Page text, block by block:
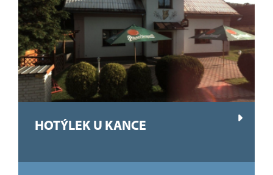
HOTÝLEK U KANCE